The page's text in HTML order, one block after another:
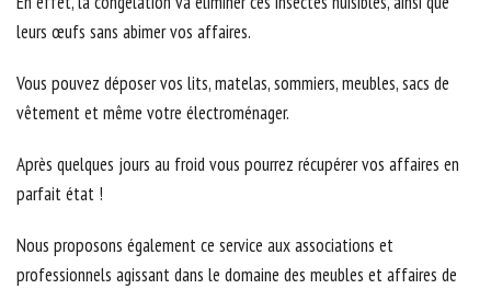
leurs œufs sans abimer vos affaires.
Vous pouvez déposer vos lits, matelas, sommiers, meubles, sacs de
vêtement et même votre électroménager.
Après quelques jours au froid vous pourrez récupérer vos affaires en
parfait état !
Nous proposons également ce service aux associations et
professionnels agissant dans le domaine des meubles et affaires de